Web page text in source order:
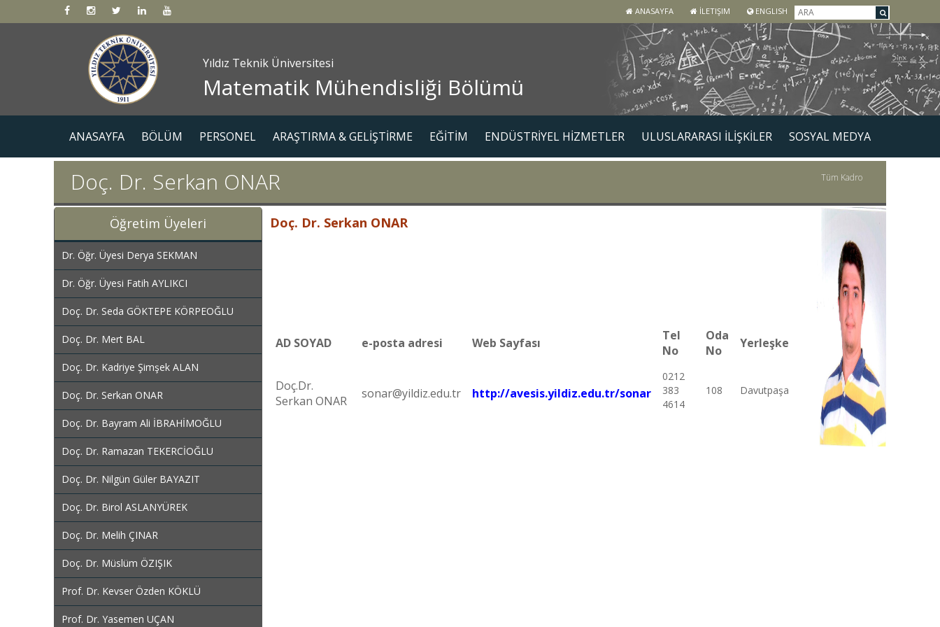
ANASAYFA İLETIŞIM ENGLISH
Yıldız Teknik Üniversitesi
Matematik Mühendisliği Bölümü
ANASAYFA BÖLÜM PERSONEL ARAŞTIRMA & GELİŞTİRME EĞİTİM ENDÜSTRİYEL HİZMETLER ULUSLARARASI İLİŞKİLER SOSYAL MEDYA
Doç. Dr. Serkan ONAR Tüm Kadro
Öğretim Üyeleri
Dr. Öğr. Üyesi Derya SEKMAN
Dr. Öğr. Üyesi Fatih AYLIKCI
Doç. Dr. Seda GÖKTEPE KÖRPEOĞLU
Doç. Dr. Mert BAL
Doç. Dr. Kadriye Şimşek ALAN
Doç. Dr. Serkan ONAR
Doç. Dr. Bayram Ali İBRAHİMOĞLU
Doç. Dr. Ramazan TEKERCİOĞLU
Doç. Dr. Nilgün Güler BAYAZIT
Doç. Dr. Birol ASLANYÜREK
Doç. Dr. Melih ÇINAR
Doç. Dr. Müslüm ÖZIŞIK
Prof. Dr. Kevser Özden KÖKLÜ
Prof. Dr. Yasemen UÇAN
Doç. Dr. Serkan ONAR
AD SOYAD e-posta adresi Web Sayfası
Tel
No
Oda
No
Yerleşke
Doç.Dr.
Serkan ONAR
sonar@yildiz.edu.tr http://avesis.yildiz.edu.tr/sonar
0212
383
4614
108 Davutpaşa